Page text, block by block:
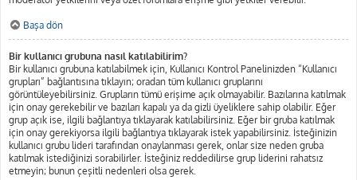
Başa dön
Bir kullanıcı grubuna nasıl katılabilirim?
Bir kullanıcı grubuna katılabilmek için, Kullanıcı Kontrol Panelinizden “Kullanıcı
grupları” bağlantısına tıklayın; oradan tüm kullanıcı gruplarını
görüntüleyebilirsiniz. Grupların tümü erişime açık olmayabilir. Bazılarına katılmak
için onay gerekebilir ve bazıları kapalı ya da gizli üyeliklere sahip olabilir. Eğer
grup açık ise, ilgili bağlantıya tıklayarak katılabilirsiniz. Eğer bir gruba katılmak
için onay gerekiyorsa ilgili bağlantıya tıklayarak istek yapabilirsiniz. İsteğinizin
kullanıcı grubu lideri tarafından onaylanması gerek, onlar size neden gruba
katılmak istediğinizi sorabilirler. İsteğiniz reddedilirse grup liderini rahatsız
etmeyin; bunun çeşitli nedenleri olsa gerek.